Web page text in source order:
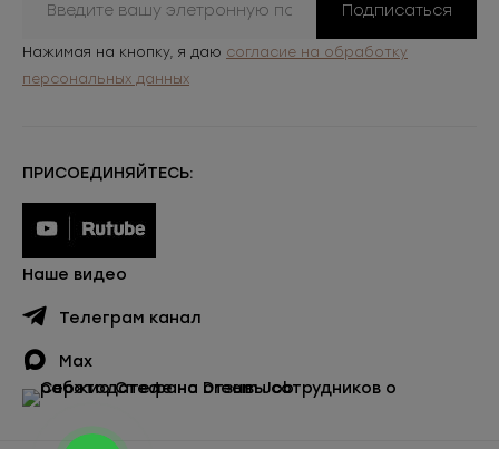
Подписаться
Нажимая на кнопку, я даю согласие на обработку
персональных данных
ПРИСОЕДИНЯЙТЕСЬ:
Наше видео
Телеграм канал
Max